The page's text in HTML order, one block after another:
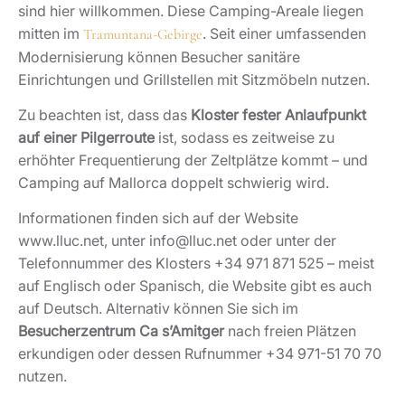
sind hier willkommen. Diese Camping-Areale liegen
mitten im Tramuntana-Gebirge. Seit einer umfassenden
Modernisierung können Besucher sanitäre
Einrichtungen und Grillstellen mit Sitzmöbeln nutzen.
Zu beachten ist, dass das Kloster fester Anlaufpunkt
auf einer Pilgerroute ist, sodass es zeitweise zu
erhöhter Frequentierung der Zeltplätze kommt – und
Camping auf Mallorca doppelt schwierig wird.
Informationen finden sich auf der Website
www.lluc.net, unter info@lluc.net oder unter der
Telefonnummer des Klosters +34 971 871 525 – meist
auf Englisch oder Spanisch, die Website gibt es auch
auf Deutsch. Alternativ können Sie sich im
Besucherzentrum Ca s’Amitgernach freien Plätzen
erkundigen oder dessen Rufnummer +34 971-51 70 70
nutzen.